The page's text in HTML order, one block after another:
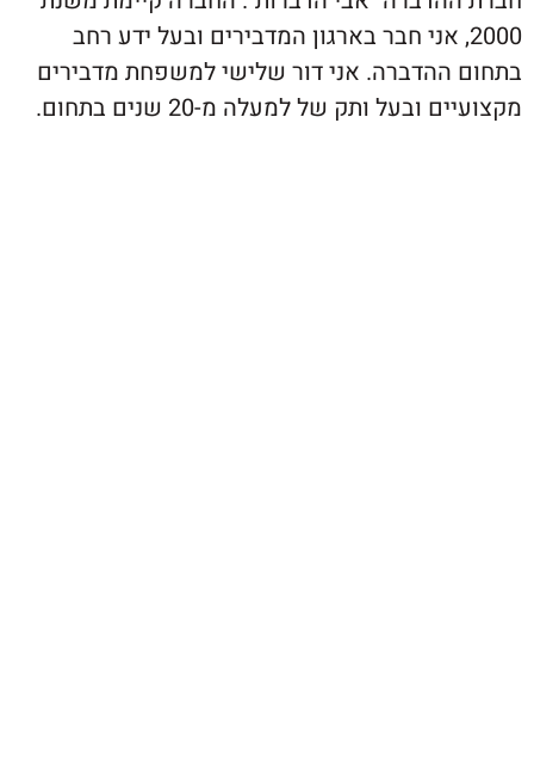
אני חבר בארגון המדבירים ובעל ידע רחב
אני דור שלישי למשפחת מדבירים
ותק של למעלה מ-20 שנים בתחום.